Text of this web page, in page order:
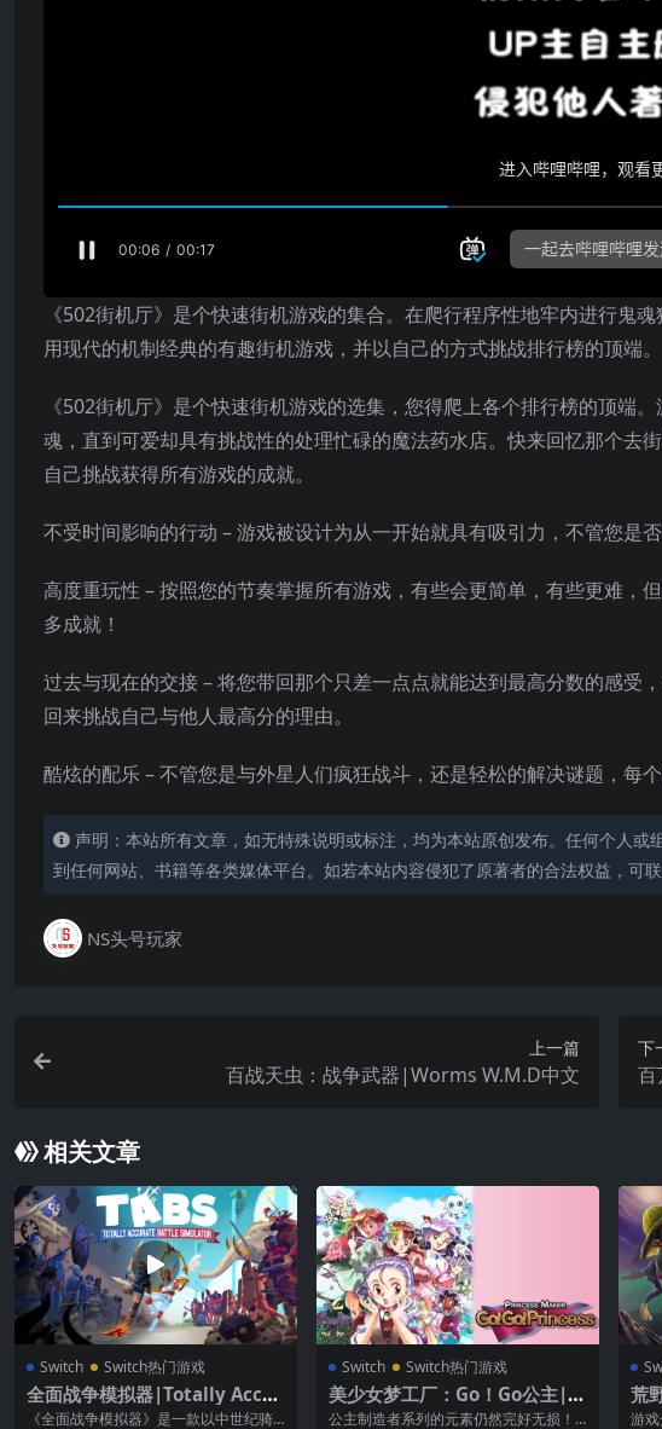
《502街机厅》是个快速街机游戏的集合。在爬行程序性地牢内进行鬼
用现代的机制经典的有趣街机游戏，并以自己的方式挑战排行榜的顶端。
《502街机厅》是个快速街机游戏的选集，您得爬上各个排行榜的顶端
魂，直到可爱却具有挑战性的处理忙碌的魔法药水店。快来回忆那个去
自己挑战获得所有游戏的成就。
不受时间影响的行动 – 游戏被设计为从一开始就具有吸引力，不管您是
高度重玩性 –按照您的节奏掌握所有游戏，有些会更简单，有些更难，
多成就！
过去与现在的交接 – 将您带回那个只差一点点就能达到最高分数的感受
回来挑战自己与他人最高分的理由。
酷炫的配乐 – 不管您是与外星人们疯狂战斗，还是轻松的解决谜题，每
声明：本站所有文章，如无特殊说明或标注，均为本站原创发布。任何个人
到任何网站、书籍等各类媒体平台。如若本站内容侵犯了原著者的合法权益，可联
NS头号玩家
上一篇
百战天虫：战争武器|Worms W.M.D中文
下
相关文章
Switch Switch热门游戏
全面战争模拟器|Totally Accur
ate Battle Simulator中文
《全面战争模拟器》是一款以中世纪骑
Switch Switch热门游戏
美少女梦工厂：Go！Go公主|P
rincess Maker: Go! Go! Princ
公主制造者系列的元素仍然完好无损！
荒
游